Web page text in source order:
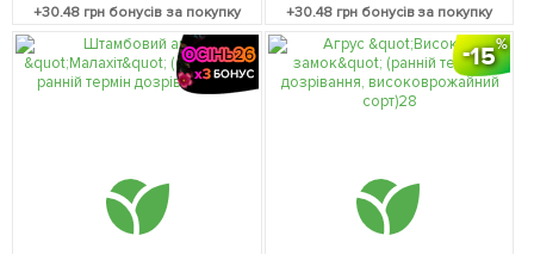
+30.48грн бонусів за покупку +30.48грн бонусів за покупку
15